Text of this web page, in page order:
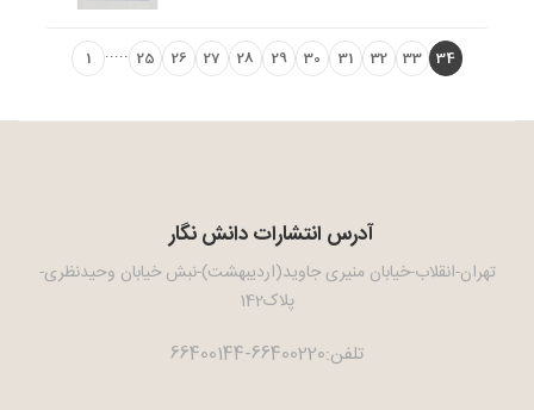
1 ..... 25 26 27 28 29 30 31 32 33 34
آدرس انتشارات دانش نگار
تهران-انقلاب-خیابان منیری جاوید(اردیبهشت)-نبش خیابان وحیدنظری-
پلاک142
تلفن:66400220-66400144